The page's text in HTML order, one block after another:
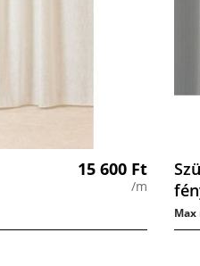
15 600 Ft
/m
Max